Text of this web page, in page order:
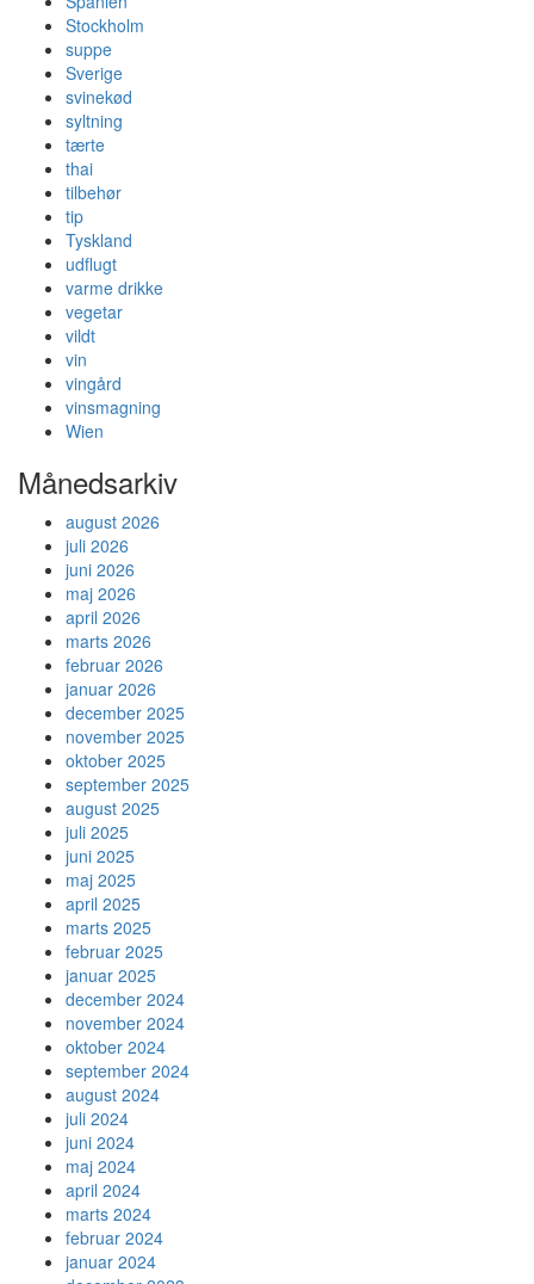
Stockholm
suppe
Sverige
svinekød
syltning
tærte
thai
tilbehør
tip
Tyskland
udflugt
varme drikke
vegetar
vildt
vin
vingård
vinsmagning
Wien
Månedsarkiv
august 2026
juli 2026
juni 2026
maj 2026
april 2026
marts 2026
februar 2026
januar 2026
december 2025
november 2025
oktober 2025
september 2025
august 2025
juli 2025
juni 2025
maj 2025
april 2025
marts 2025
februar 2025
januar 2025
december 2024
november 2024
oktober 2024
september 2024
august 2024
juli 2024
juni 2024
maj 2024
april 2024
marts 2024
februar 2024
januar 2024